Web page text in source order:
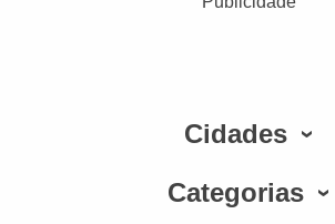
Cidades
Categorias